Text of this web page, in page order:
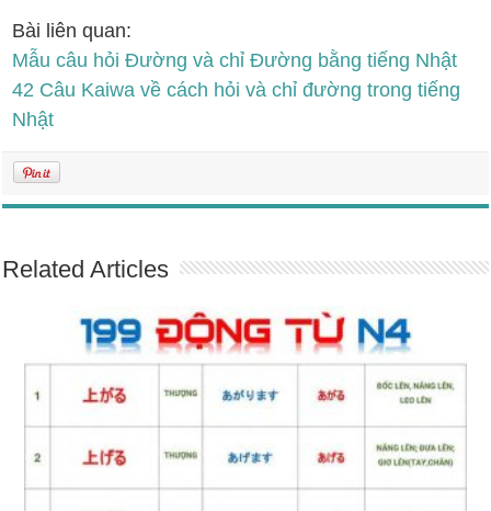
Bài liên quan:
Mẫu câu hỏi Đường và chỉ Đường bằng tiếng Nhật
42 Câu Kaiwa về cách hỏi và chỉ đường trong tiếng
Nhật
Related Articles